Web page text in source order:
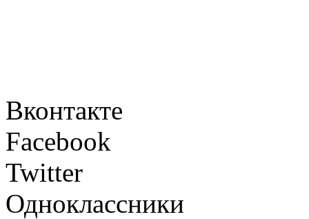
Вконтакте
Facebook
Twitter
Одноклассники